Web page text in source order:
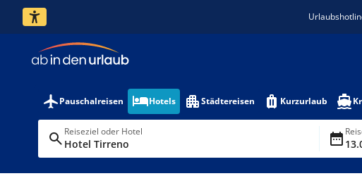
Pauschalreisen Hotels Städtereisen Kurzurlaub
Reiseziel oder Hotel
Hotel Tirreno